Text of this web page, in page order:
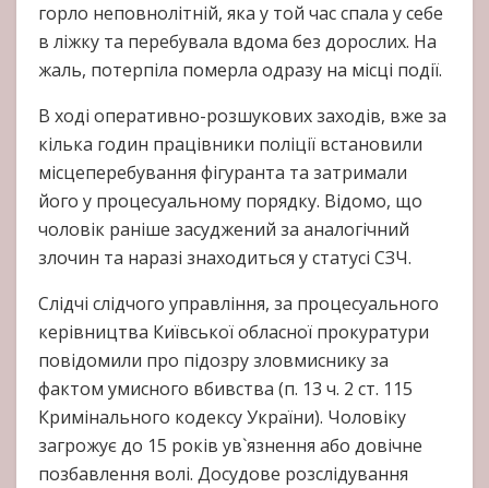
горло неповнолітній, яка у той час спала у себе
в ліжку та перебувала вдома без дорослих. На
жаль, потерпіла померла одразу на місці події.
В ході оперативно-розшукових заходів, вже за
кілька годин працівники поліції встановили
місцеперебування фігуранта та затримали
його у процесуальному порядку. Відомо, що
чоловік раніше засуджений за аналогічний
злочин та наразі знаходиться у статусі СЗЧ.
Слідчі слідчого управління, за процесуального
керівництва Київської обласної прокуратури
повідомили про підозру зловмиснику за
фактом умисного вбивства (п. 13 ч. 2 ст. 115
Кримінального кодексу України). Чоловіку
загрожує до 15 років ув`язнення або довічне
позбавлення волі. Досудове розслідування